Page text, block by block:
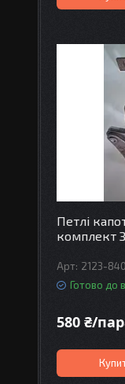
Петлі
комплект
2123-
Готово до
580 ₴/